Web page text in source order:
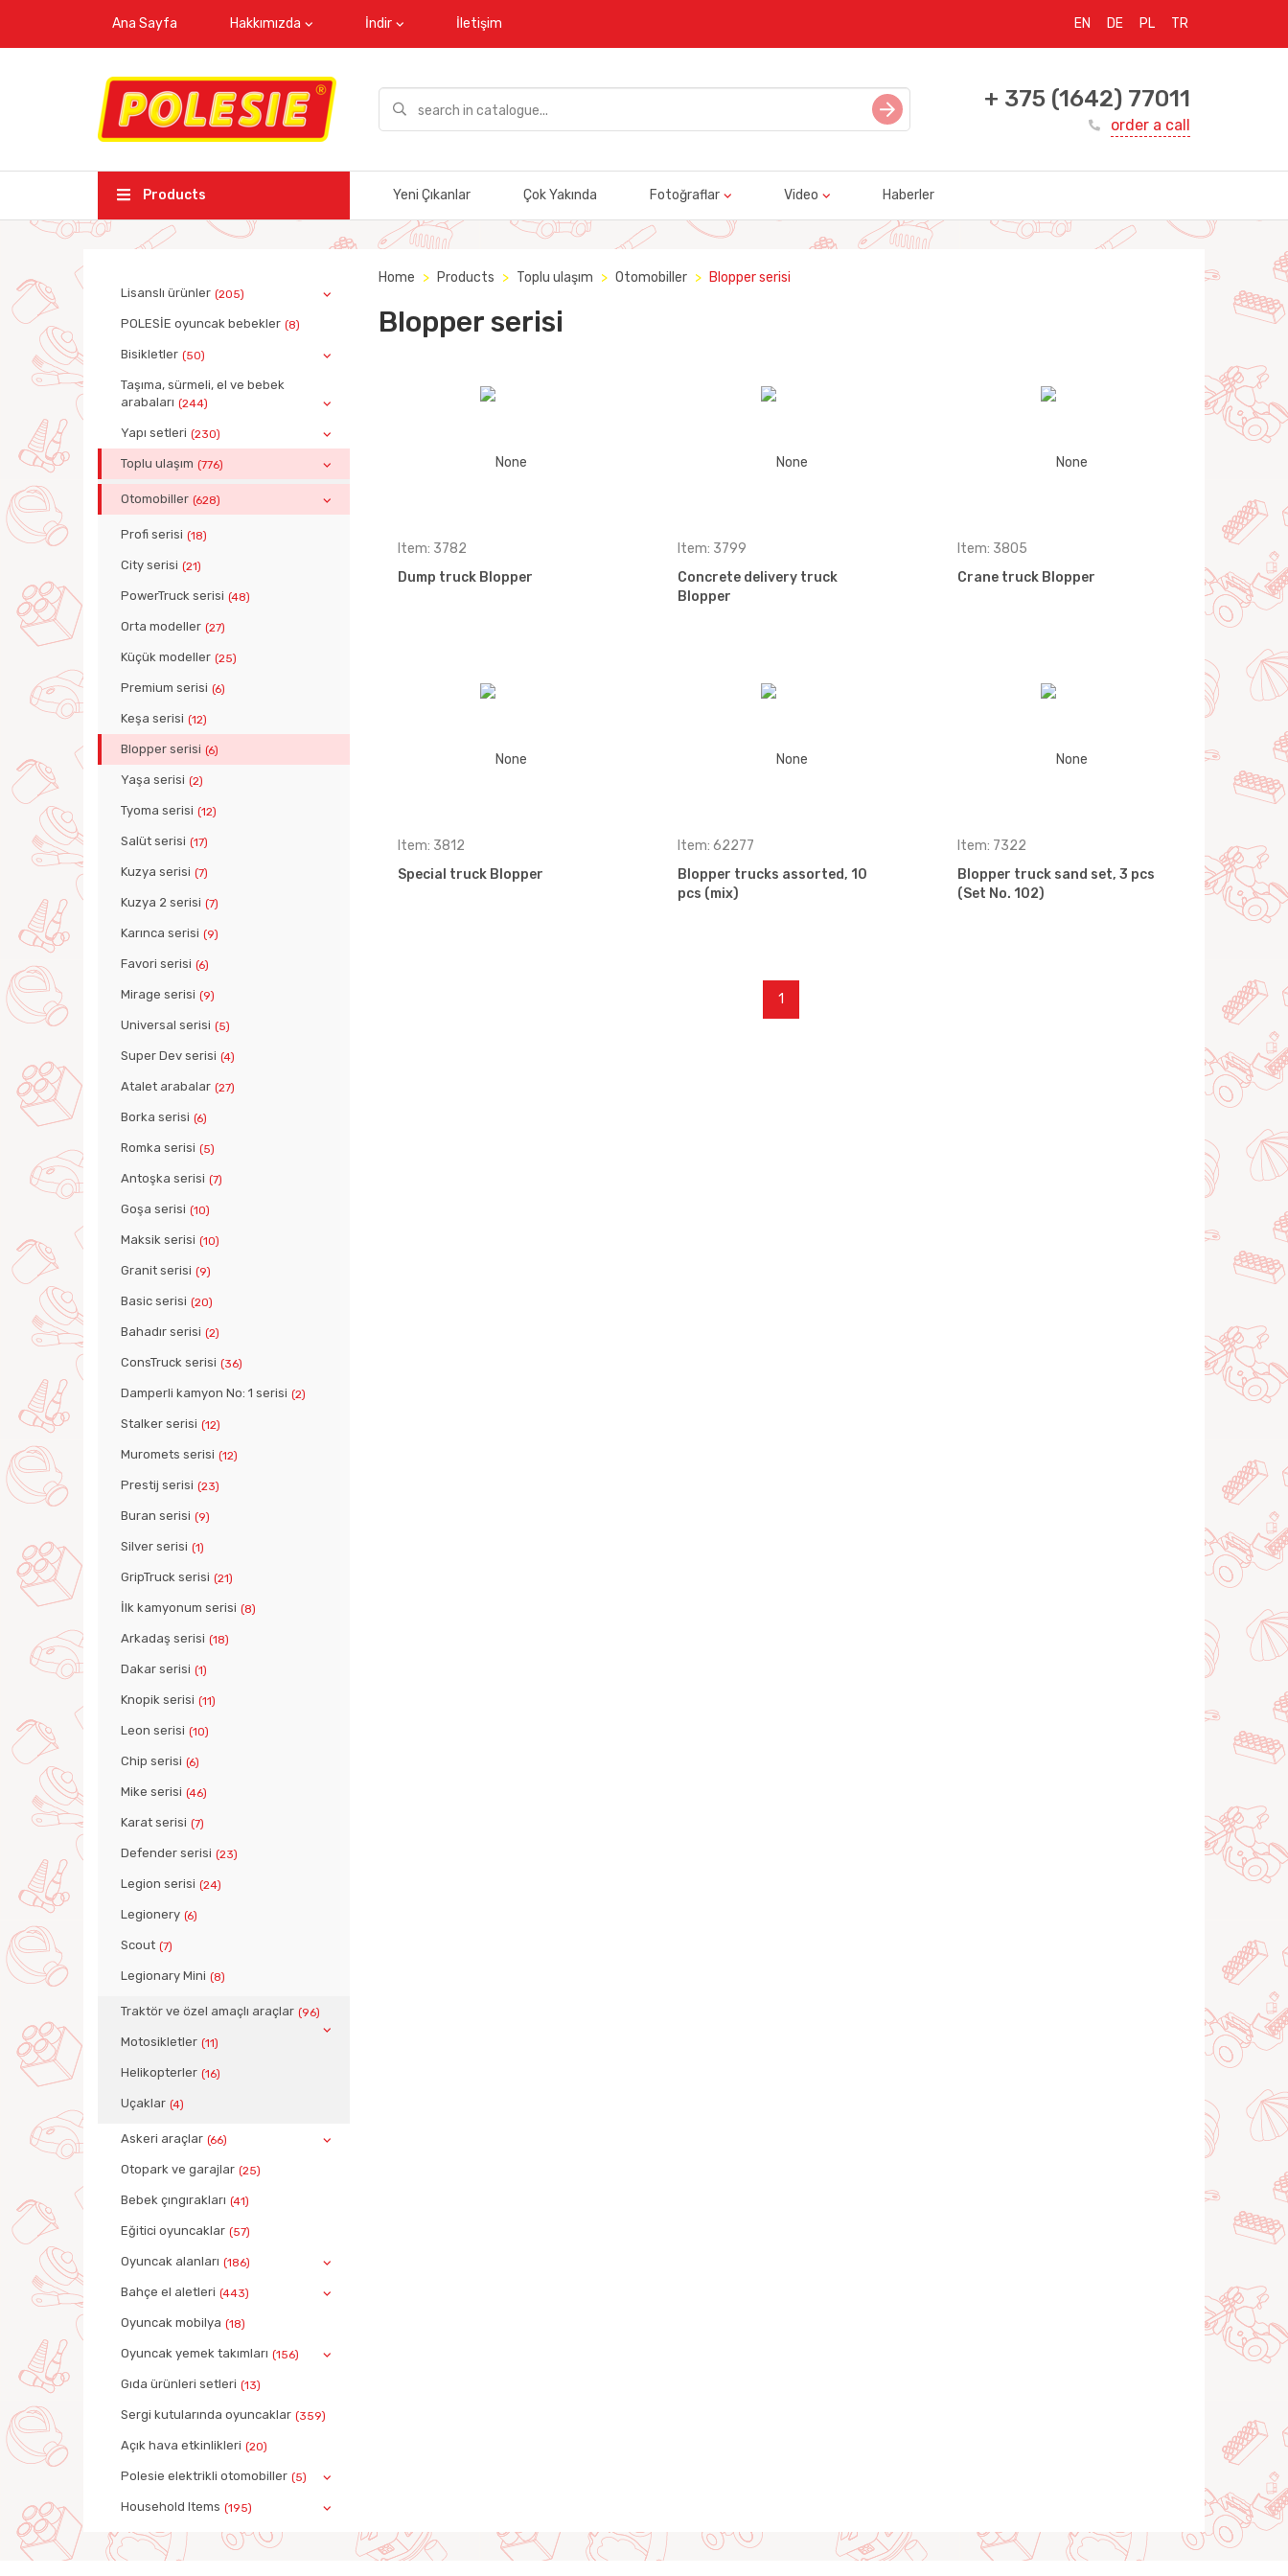
Ana Sayfa Hakkımızda İndir İletişim EN DE PL TR
+ 375 (1642) 77011
order a call
Products Yeni Çıkanlar Çok Yakında Fotoğraflar Video Haberler
Lisanslı ürünler (205)
POLESİE oyuncak bebekler (8)
Bisikletler (50)
Taşıma, sürmeli, el ve bebek
arabaları (244)
Yapı setleri (230)
Toplu ulaşım (776)
Otomobiller (628)
Profi serisi (18)
City serisi (21)
PowerTruck serisi (48)
Orta modeller (27)
Küçük modeller (25)
Premium serisi (6)
Keşa serisi (12)
Blopper serisi (6)
Yaşa serisi (2)
Tyoma serisi (12)
Salüt serisi (17)
Kuzya serisi (7)
Kuzya 2 serisi (7)
Karınca serisi (9)
Favori serisi (6)
Mirage serisi (9)
Universal serisi (5)
Super Dev serisi (4)
Atalet arabalar (27)
Borka serisi (6)
Romka serisi (5)
Antoşka serisi (7)
Goşa serisi (10)
Maksik serisi (10)
Granit serisi (9)
Basic serisi (20)
Bahadır serisi (2)
ConsTruck serisi (36)
Damperli kamyon No: 1 serisi (2)
Stalker serisi (12)
Muromets serisi (12)
Prestij serisi (23)
Buran serisi (9)
Silver serisi (1)
GripTruck serisi (21)
İlk kamyonum serisi (8)
Arkadaş serisi (18)
Dakar serisi (1)
Knopik serisi (11)
Leon serisi (10)
Chip serisi (6)
Mike serisi (46)
Karat serisi (7)
Defender serisi (23)
Legion serisi (24)
Legionery (6)
Scout (7)
Legionary Mini (8)
Traktör ve özel amaçlı araçlar (96)
Motosikletler (11)
Helikopterler (16)
Uçaklar (4)
Askeri araçlar (66)
Otopark ve garajlar (25)
Bebek çıngırakları (41)
Eğitici oyuncaklar (57)
Oyuncak alanları (186)
Bahçe el aletleri (443)
Oyuncak mobilya (18)
Oyuncak yemek takımları (156)
Gıda ürünleri setleri (13)
Sergi kutularında oyuncaklar (359)
Açık hava etkinlikleri (20)
Polesie elektrikli otomobiller (5)
Household Items (195)
Home Products Toplu ulaşım Otomobiller Blopper serisi
Blopper serisi
Item: 3782
Dump truck Blopper
Item: 3799
Concrete delivery truck
Blopper
Item: 3805
Crane truck Blopper
Item: 3812
Special truck Blopper
Item: 62277
Blopper trucks assorted, 10
pcs (mix)
Item: 7322
Blopper truck sand set, 3 pcs
(Set No. 102)
1